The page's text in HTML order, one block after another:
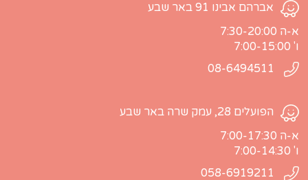
אברהם אבינו 91 באר שבע
א-ה 7:30-20:00
ו' 7:00-15:00
הפועלים 28, עמק שרה באר שבע
א-ה 7:00-17:30
ו' 7:00-14:30